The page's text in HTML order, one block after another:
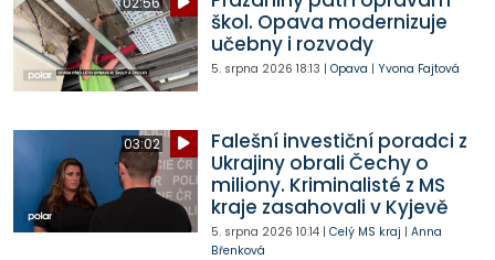
škol. Opava modernizuje
učebny i rozvody
5. srpna 2026 18:13 | Opava | Yvona Fajtová
03:02
Falešní investiční poradci z
Ukrajiny obrali Čechy o
miliony. Kriminalisté z MS
kraje zasahovali v Kyjevě
5. srpna 2026 10:14| Celý MS kraj | Anna
Břenková